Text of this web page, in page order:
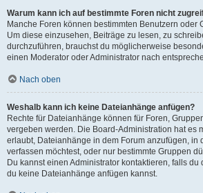
Warum kann ich auf bestimmte Foren nicht
Manche Foren können bestimmten Benutzern oder
Um diese einzusehen, Beiträge zu lesen, zu
durchzuführen, brauchst du möglicherweise
einen Moderator oder Administrator nach
Nach oben
Weshalb kann ich keine Dateianhänge anfügen?
Rechte für Dateianhänge können für Foren,
vergeben werden. Die Board-Administration hat es
erlaubt, Dateianhänge in dem Forum anzufügen, in
verfassen möchtest, oder nur bestimmte Gruppen
Du kannst einen Administrator kontaktieren, falls du
du keine Dateianhänge anfügen kannst.